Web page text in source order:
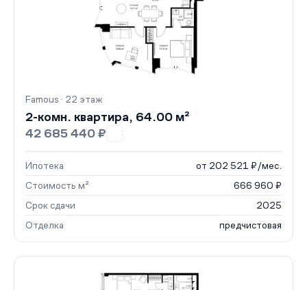
Famous · 22 этаж
2-комн. квартира, 64.00 м²
42 685 440 ₽
Ипотека
от 202 521 ₽/мес.
Стоимость м²
666 960 ₽
Срок сдачи
2025
Отделка
предчистовая